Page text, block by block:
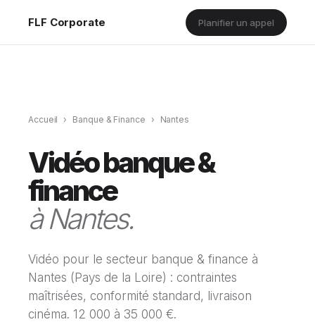
FLF Corporate Planifier un appel
Accueil › Banque & Finance › Nantes
Vidéo banque &
finance
à Nantes.
Vidéo pour le secteur banque & finance à
Nantes (Pays de la Loire) : contraintes
maîtrisées, conformité standard, livraison
cinéma. 12 000 à 35 000 €.